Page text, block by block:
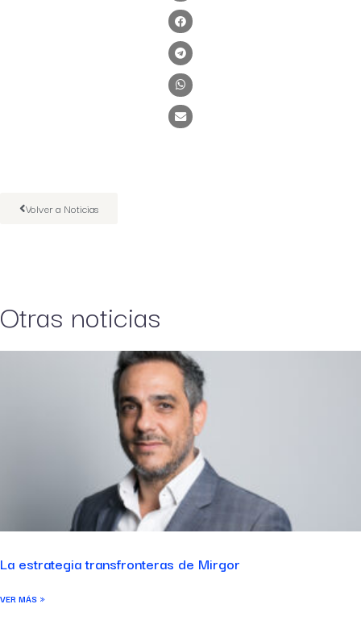
Volver a Noticias
Otras noticias
La estrategia transfronteras de Mirgor
VER MÁS »